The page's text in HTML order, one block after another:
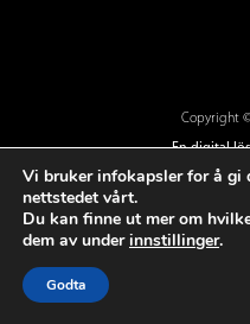
Copyright ©
En digital
Vi bruker infokapsler for å gi
nettstedet vårt.
Du kan finne ut mer om
dem av underinnstillinger.
Godta